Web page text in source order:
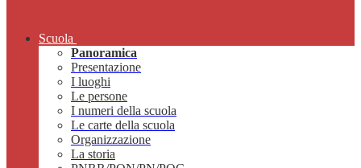
Scuola
Panoramica
Presentazione
I luoghi
Le persone
I numeri della scuola
Le carte della scuola
Organizzazione
La storia